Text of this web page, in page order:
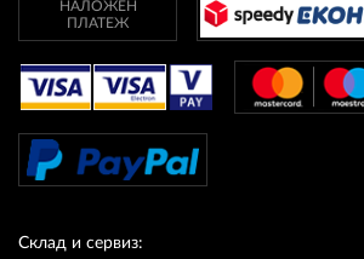
НАЛОЖЕН
ПЛАТЕЖ
Склад и сервиз: